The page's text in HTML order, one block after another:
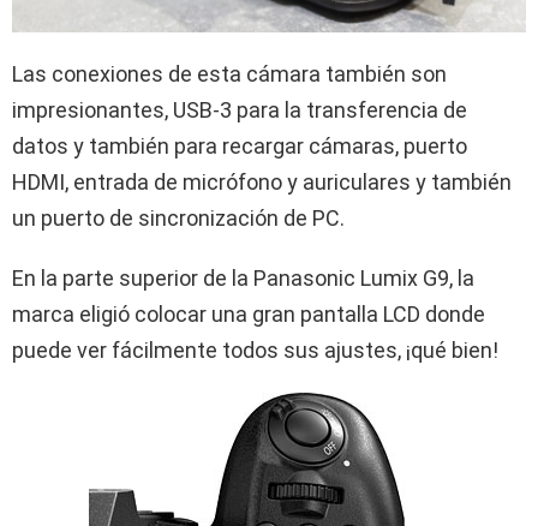
Las conexiones de esta cámara también son
impresionantes, USB-3 para la transferencia de
datos y también para recargar cámaras, puerto
HDMI, entrada de micrófono y auriculares y también
un puerto de sincronización de PC.
En la parte superior de la Panasonic Lumix G9, la
marca eligió colocar una gran pantalla LCD donde
puede ver fácilmente todos sus ajustes, ¡qué bien!